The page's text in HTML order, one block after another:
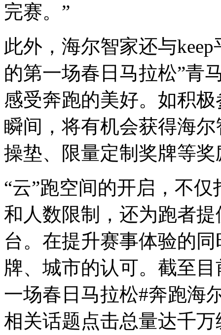
完赛。”
此外，海尔智家还与
的第一场春日马拉松”青
感受奔跑的美好。如积
瞬间，将有机会获得海尔
操垫、限量定制奖牌等奖
“云”跑空间的开启，不
和人数限制，还为跑者
台。在提升赛事体验的
牌、城市的认可。截至
一场春日马拉松#奔跑海
相关话题点击总量达千